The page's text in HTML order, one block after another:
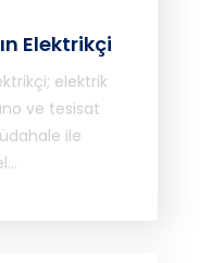
Elektrikçi
elektrik
ve tesisat
ile